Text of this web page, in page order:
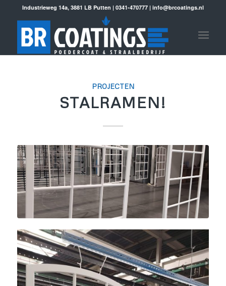
Industrieweg 14a, 3881 LB Putten | 0341-470777 | info@brcoatings.nl
PROJECTEN
STALRAMEN!